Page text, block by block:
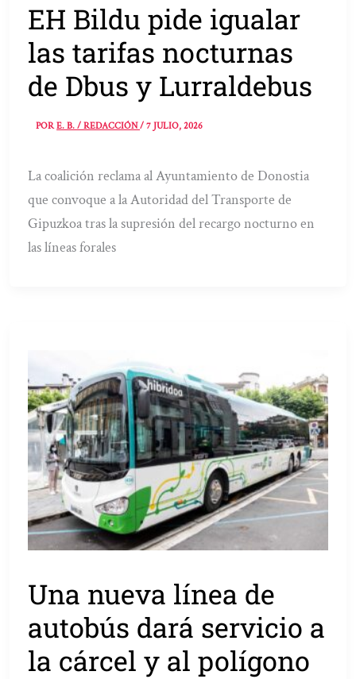
EH Bildu pide igualar
las tarifas nocturnas
de Dbus y Lurraldebus
PORE. B. / REDACCIÓN/7 JULIO, 2026
La coalición reclama al Ayuntamiento de Donostia
que convoque a la Autoridad del Transporte de
Gipuzkoa tras la supresión del recargo nocturno en
las líneas forales
Una nueva línea de
autobús dará servicio a
la cárcel y al polígono